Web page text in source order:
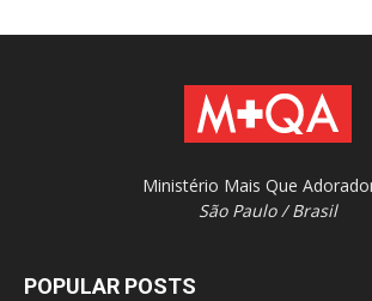
Ministério Mais Que
São Paulo / Brasil
POPULAR POSTS